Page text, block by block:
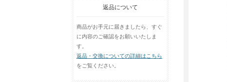
返品について
商品がお手元に届きましたら、すぐ
に内容のご確認をお願いいたしま
す。
返品・交換についての詳細はこちら
をご覧ください。